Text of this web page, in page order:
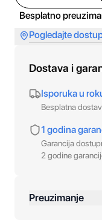
Besplatno
Pogledajte
Dostava i
Isporuka u
Besplatna
1 godina
Garancija
2 godine
Preuzimanje